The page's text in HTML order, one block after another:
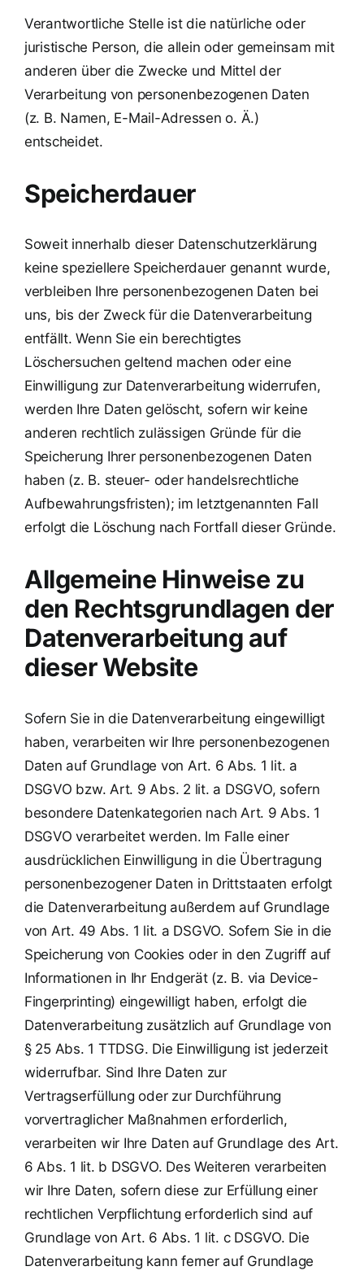
Verantwortliche Stelle ist die natürliche oder
juristische Person, die allein oder gemeinsam mit
anderen über die Zwecke und Mittel der
Verarbeitung von personenbezogenen Daten
(z. B. Namen, E-Mail-Adressen o. Ä.)
entscheidet.
Speicherdauer
Soweit innerhalb dieser Datenschutzerklärung
keine speziellere Speicherdauer genannt wurde,
verbleiben Ihre personenbezogenen Daten bei
uns, bis der Zweck für die Datenverarbeitung
entfällt. Wenn Sie ein berechtigtes
Löschersuchen geltend machen oder eine
Einwilligung zur Datenverarbeitung widerrufen,
werden Ihre Daten gelöscht, sofern wir keine
anderen rechtlich zulässigen Gründe für die
Speicherung Ihrer personenbezogenen Daten
haben (z. B. steuer- oder handelsrechtliche
Aufbewahrungsfristen); im letztgenannten Fall
erfolgt die Löschung nach Fortfall dieser Gründe.
Allgemeine Hinweise zu
den Rechtsgrundlagen der
Datenverarbeitung auf
dieser Website
Sofern Sie in die Datenverarbeitung eingewilligt
haben, verarbeiten wir Ihre personenbezogenen
Daten auf Grundlage von Art. 6 Abs. 1 lit. a
DSGVO bzw. Art. 9 Abs. 2 lit. a DSGVO, sofern
besondere Datenkategorien nach Art. 9 Abs. 1
DSGVO verarbeitet werden. Im Falle einer
ausdrücklichen Einwilligung in die Übertragung
personenbezogener Daten in Drittstaaten erfolgt
die Datenverarbeitung außerdem auf Grundlage
von Art. 49 Abs. 1 lit. a DSGVO. Sofern Sie in die
Speicherung von Cookies oder in den Zugriff auf
Informationen in Ihr Endgerät (z. B. via Device-
Fingerprinting) eingewilligt haben, erfolgt die
Datenverarbeitung zusätzlich auf Grundlage von
§ 25 Abs. 1 TTDSG. Die Einwilligung ist jederzeit
widerrufbar. Sind Ihre Daten zur
Vertragserfüllung oder zur Durchführung
vorvertraglicher Maßnahmen erforderlich,
verarbeiten wir Ihre Daten auf Grundlage des Art.
6 Abs. 1 lit. b DSGVO. Des Weiteren verarbeiten
wir Ihre Daten, sofern diese zur Erfüllung einer
rechtlichen Verpflichtung erforderlich sind auf
Grundlage von Art. 6 Abs. 1 lit. c DSGVO. Die
Datenverarbeitung kann ferner auf Grundlage